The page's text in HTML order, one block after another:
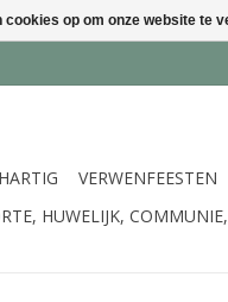
HARTIG VERWENFEESTEN
HUWELIJK,
cookies op om onze website te